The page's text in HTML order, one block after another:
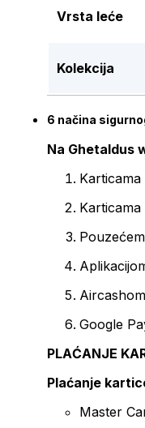
Vrsta leće
Kolekcija
6 načina
Na Ghetaldus
Aircashom
Google
PLAĆANJE
Plaćanje
Master